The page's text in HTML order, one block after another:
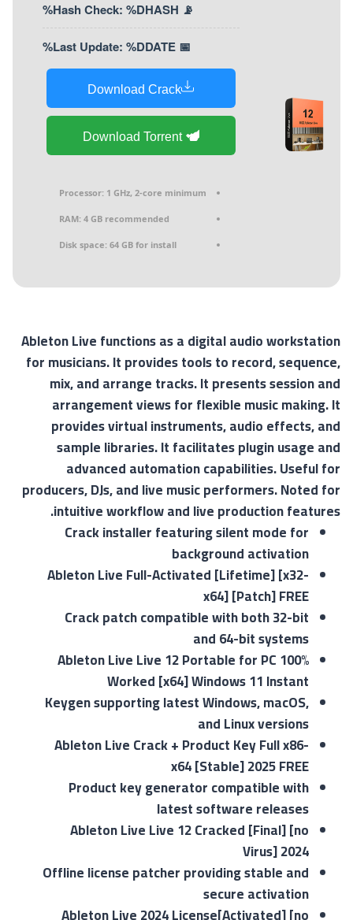
📡 Hash Check: %DHASH%
📅 Last Update: %DDATE%
Download Crack
Download Torrent
Processor: 1 GHz, 2-core minimum
RAM: 4 GB recommended
Disk space: 64 GB for install
Ableton Live functions as a digital audio workstation
for musicians. It provides tools to record, sequence,
mix, and arrange tracks. It presents session and
arrangement views for flexible music making. It
provides virtual instruments, audio effects, and
sample libraries. It facilitates plugin usage and
advanced automation capabilities. Useful for
producers, DJs, and live music performers. Noted for
intuitive workflow and live production features.
Crack installer featuring silent mode for
background activation
Ableton Live Full-Activated [Lifetime] [x32-
x64] [Patch] FREE
Crack patch compatible with both 32-bit
and 64-bit systems
Ableton Live Live 12 Portable for PC 100%
Worked [x64] Windows 11 Instant
Keygen supporting latest Windows, macOS,
and Linux versions
Ableton Live Crack + Product Key Full x86-
x64 [Stable] 2025 FREE
Product key generator compatible with
latest software releases
Ableton Live Live 12 Cracked [Final] [no
Virus] 2024
Offline license patcher providing stable and
secure activation